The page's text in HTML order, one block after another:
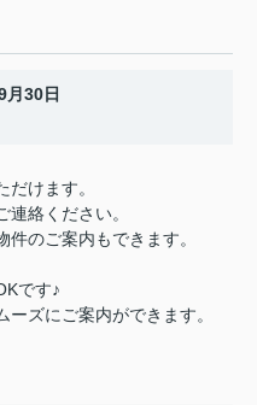
月30日
けます。
絡ください。
のご案内もできます。
です♪
ズにご案内ができます。